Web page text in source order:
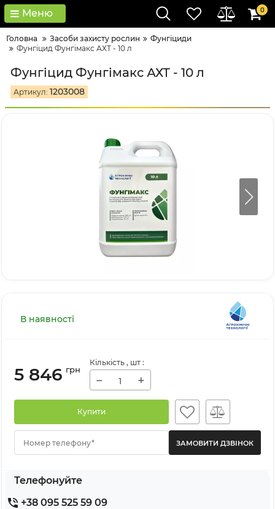
Меню 0
Головна Засоби захисту рослин
Фунгіциди
Фунгіцид Фунгімакс АХТ - 10 л
Фунгіцид Фунгімакс АХТ - 10 л
Артикул: 1203008
В наявності
5 846 грн
Кількість , шт :
− +
Купити
Номер телефону*
Телефонуйте
+38 095 525 59 09